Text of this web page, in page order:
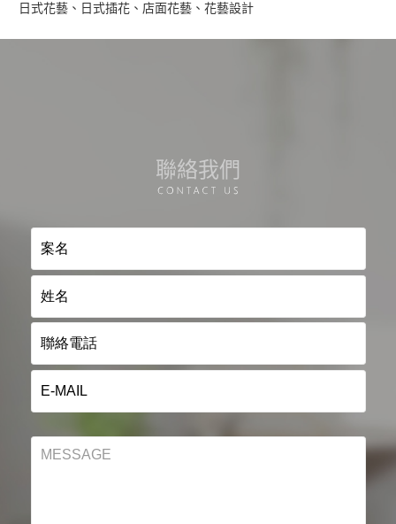
日式花藝、日式插花、店面花藝、花藝設計
聯絡我們